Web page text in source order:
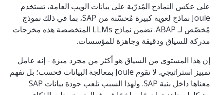
على عكس النماذج المُدرّبة على بيانات الويب العامة، تستخدم
Joule نماذج لغوية كبيرة مُحسّنة من SAP، بما في ذلك نموذج
مُخصّص لـ ABAP. تضمن نماذج LLMs المتخصصة هذه مخرجات
مدركة للسياق ودقيقة وجاهزة للمؤسسات.
إن هذا المستوى من السياق هو أكثر من مجرد ميزة - إنه عامل
تمييز استراتيجي. لا تقوم Joule بمعالجة البيانات فحسب؛ بل تفهم
معناها داخل بنية SAP. ولهذا السبب تلعب جودة بيانات SAP